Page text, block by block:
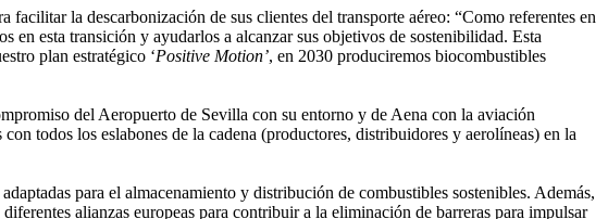
la descarbonización de sus clientes del transporte aéreo: “Como referentes en
en esta transición y ayudarlos a alcanzar sus objetivos de sostenibilidad. Esta
plan estratégico ‘Positive Motion’, en 2030 produciremos biocombustibles
del Aeropuerto de Sevilla con su entorno y de Aena con la aviación
todos los eslabones de la cadena (productores, distribuidores y aerolíneas) en la
para el almacenamiento y distribución de combustibles sostenibles. Además,
alianzas europeas para contribuir a la eliminación de barreras para impulsar